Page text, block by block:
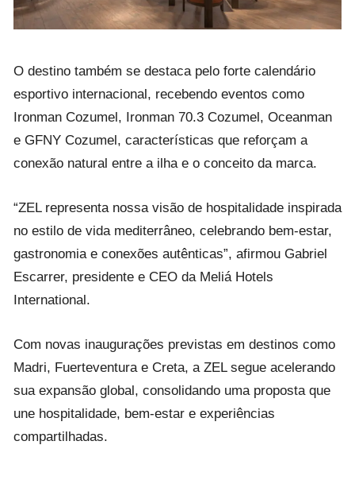
O destino também se destaca pelo forte calendário
esportivo internacional, recebendo eventos como
Ironman Cozumel, Ironman 70.3 Cozumel, Oceanman
e GFNY Cozumel, características que reforçam a
conexão natural entre a ilha e o conceito da marca.
“ZEL representa nossa visão de hospitalidade inspirada
no estilo de vida mediterrâneo, celebrando bem-estar,
gastronomia e conexões autênticas”, afirmou Gabriel
Escarrer, presidente e CEO da Meliá Hotels
International.
Com novas inaugurações previstas em destinos como
Madri, Fuerteventura e Creta, a ZEL segue acelerando
sua expansão global, consolidando uma proposta que
une hospitalidade, bem-estar e experiências
compartilhadas.